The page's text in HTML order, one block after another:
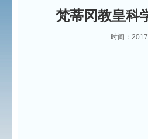
梵蒂冈教皇科
时间：